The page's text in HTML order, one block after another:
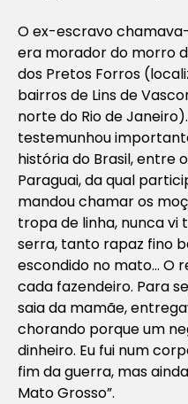
O ex-escravo
era morador do morro
dos Pretos Forros
bairros de Lins de
norte do Rio de
testemunhou
história do Brasil, entre
Paraguai, da qual
mandou chamar os
tropa de linha, nunca
serra, tanto rapaz fino
escondido no mato… O
cada fazendeiro. Para
saia da mamãe,
chorando porque um
dinheiro. Eu fui num
fim da guerra, mas
Mato Grosso”.